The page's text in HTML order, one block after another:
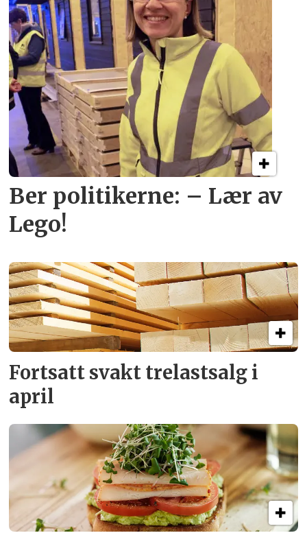
Ber politikerne: – Lær av
Lego!
Fortsatt svakt trelastsalg i
april